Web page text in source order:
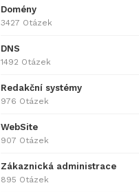
Domény
3427 Otázek
DNS
1492 Otázek
Redakční systémy
976 Otázek
WebSite
907 Otázek
Zákaznická administrace
895 Otázek